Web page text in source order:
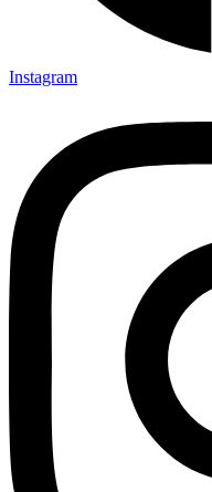
Instagram